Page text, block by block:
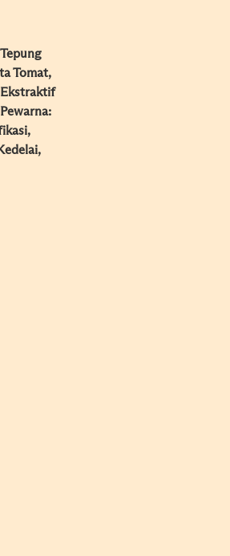
Tomat,
Ekstraktif